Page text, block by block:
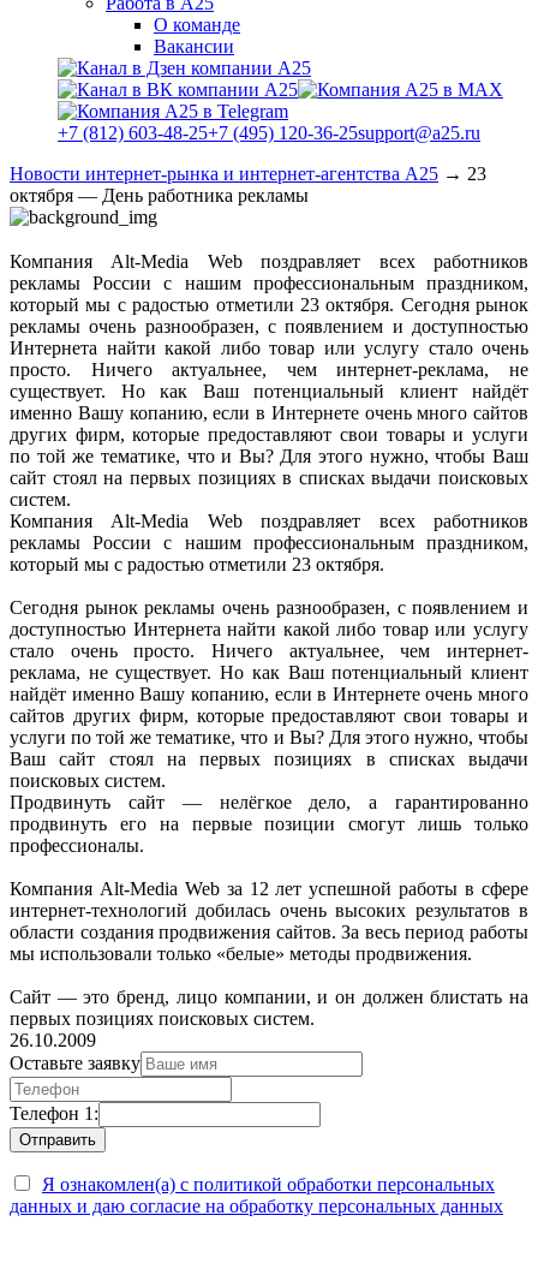
О команде
Вакансии
+7 (812) 603-48-25+7 (495) 120-36-25support@a25.ru
Новости интернет-рынка и интернет-агентства А25 → 23
октября — День работника рекламы
Компания Alt-Media Web поздравляет всех работников
рекламы России с нашим профессиональным праздником,
который мы с радостью отметили 23 октября. Сегодня рынок
рекламы очень разнообразен, с появлением и доступностью
Интернета найти какой либо товар или услугу стало очень
просто. Ничего актуальнее, чем интернет-реклама, не
существует. Но как Ваш потенциальный клиент найдёт
именно Вашу копанию, если в Интернете очень много сайтов
других фирм, которые предоставляют свои товары и услуги
по той же тематике, что и Вы? Для этого нужно, чтобы Ваш
сайт стоял на первых позициях в списках выдачи поисковых
систем.
Компания Alt-Media Web поздравляет всех работников
рекламы России с нашим профессиональным праздником,
который мы с радостью отметили 23 октября.
Сегодня рынок рекламы очень разнообразен, с появлением и
доступностью Интернета найти какой либо товар или услугу
стало очень просто. Ничего актуальнее, чем интернет-
реклама, не существует. Но как Ваш потенциальный клиент
найдёт именно Вашу копанию, если в Интернете очень много
сайтов других фирм, которые предоставляют свои товары и
услуги по той же тематике, что и Вы? Для этого нужно, чтобы
Ваш сайт стоял на первых позициях в списках выдачи
поисковых систем.
Продвинуть сайт — нелёгкое дело, а гарантированно
продвинуть его на первые позиции смогут лишь только
профессионалы.
Компания Alt-Media Web за 12 лет успешной работы в сфере
интернет-технологий добилась очень высоких результатов в
области создания продвижения сайтов. За весь период работы
мы использовали только «белые» методы продвижения.
Сайт — это бренд, лицо компании, и он должен блистать на
первых позициях поисковых систем.
26.10.2009
Оставьте заявку
Телефон 1:
Я ознакомлен(а) с политикой обработки персональных
данных и даю согласие на обработку персональных данных